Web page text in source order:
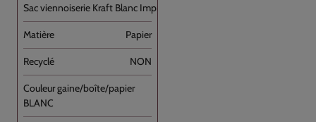
Sac viennoiserie Kraft Blanc Imprimé [...]
Papier
NON
BLANC